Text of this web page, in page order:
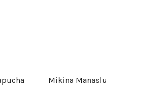
Mikina Manaslu